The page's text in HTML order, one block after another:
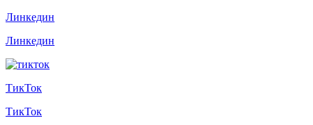
Линкедин
Линкедин
ТикТок
ТикТок